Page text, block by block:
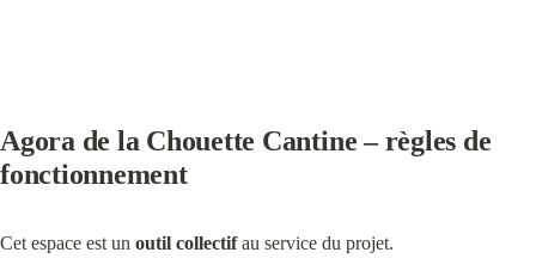
Agora de la Chouette Cantine – règles de
fonctionnement
Cet espace est un outil collectif au service du projet.